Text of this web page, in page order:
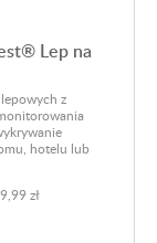
Lep na
z
hotelu lub
zł